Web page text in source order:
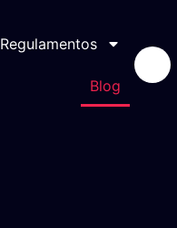
Regulamentos
Blog